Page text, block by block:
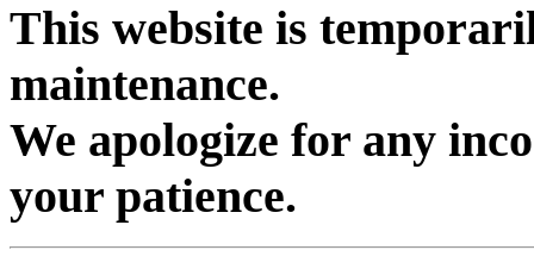
This website is
maintenance.
We apologize for any
your patience.